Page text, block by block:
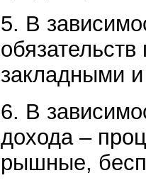
5. В
закладными
6. В
дохода –
рышные,